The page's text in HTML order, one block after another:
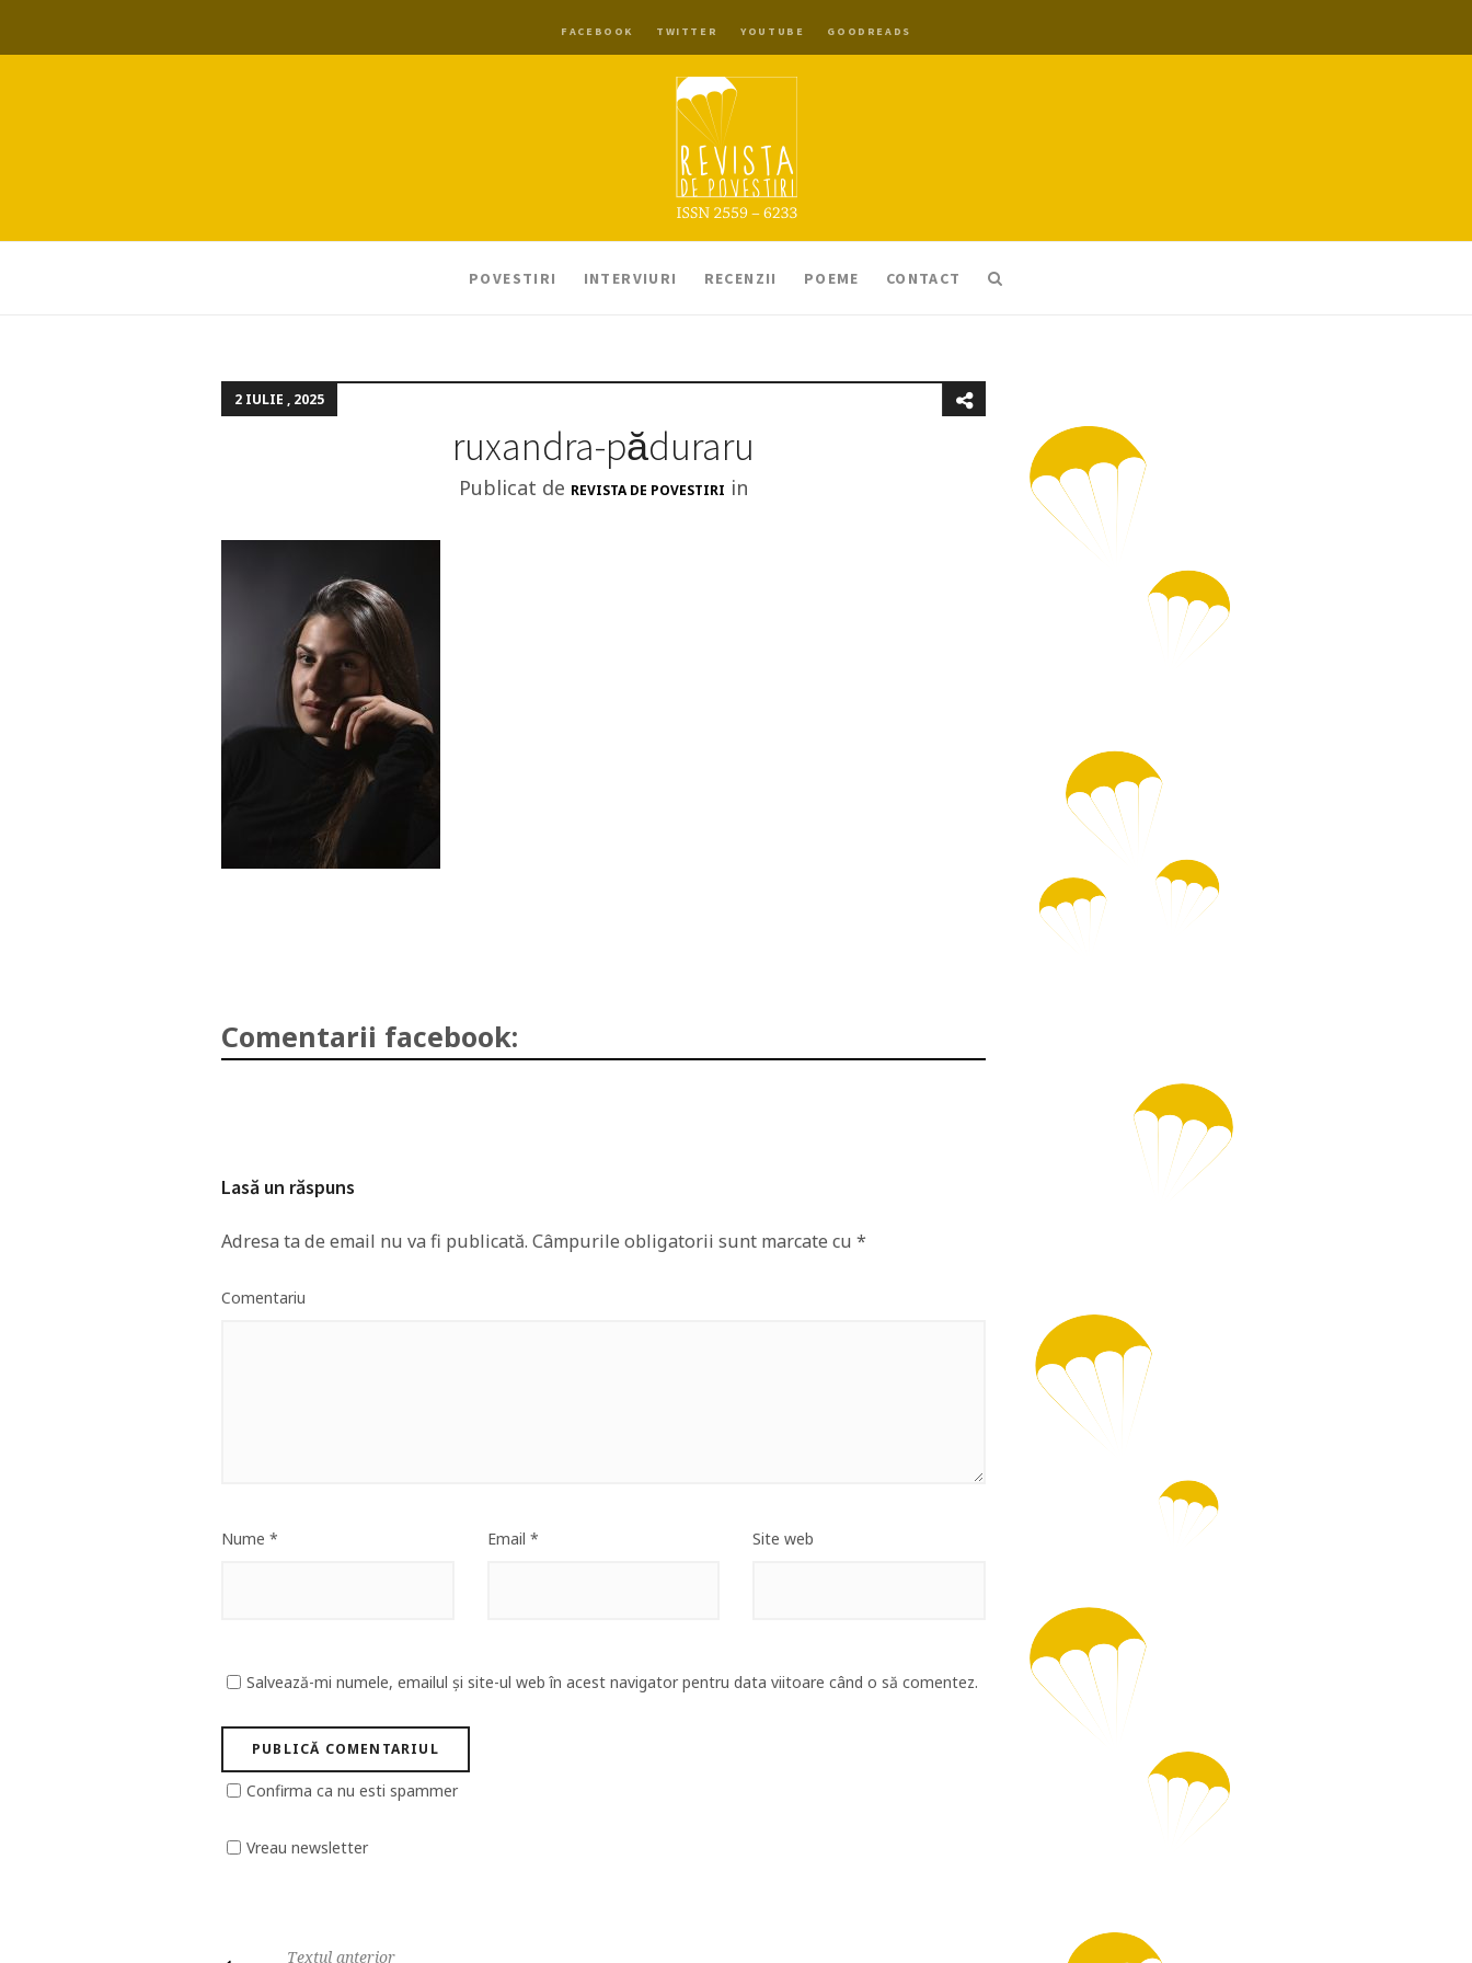
FACEBOOK TWITTER YOUTUBE GOODREADS
POVESTIRI INTERVIURI RECENZII POEME CONTACT
2 IULIE , 2025
ruxandra-păduraru
Publicat de REVISTA DE POVESTIRI in
Comentarii facebook:
Lasă un răspuns
Adresa ta de email nu va fi publicată. Câmpurile obligatorii sunt marcate cu *
Comentariu
Nume * Email * Site web
Salvează-mi numele, emailul și site-ul web în acest navigator pentru data viitoare când o să comentez.
Confirma ca nu esti spammer
Vreau newsletter
Textul anterior